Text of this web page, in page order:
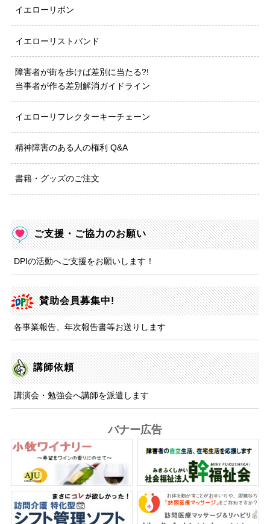
イエローリボン
イエローリストバンド
障害者が街を歩けば差別に当たる?!
当事者が作る差別解消ガイドライン
イエローリフレクターキーチェーン
精神障害のある人の権利 Q&A
書籍・グッズのご注文
ご支援・ご協力のお願い
DPIの活動へご支援をお願いします！
賛助会員募集中!
各事業報告、年次報告書等お送りします
講師依頼
講演会・勉強会へ講師を派遣します
バナー広告